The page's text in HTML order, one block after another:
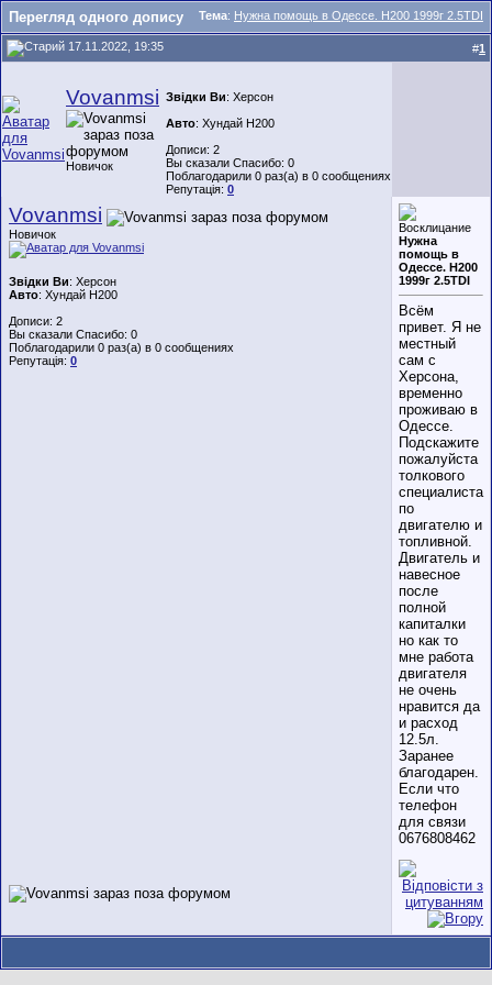
Тема: Нужна помощь в Одессе. Н200 1999г 2.5TDI
Перегляд одного допису
17.11.2022, 19:35 #1
Vovanmsi
Новичок
Звідки Ви: Херсон
Авто: Хундай Н200
Дописи: 2
Вы сказали Спасибо: 0
Поблагодарили 0 раз(а) в 0 сообщениях
Репутація: 0
Vovanmsi
Новичок
Звідки Ви: Херсон
Авто: Хундай Н200
Дописи: 2
Вы сказали Спасибо: 0
Поблагодарили 0 раз(а) в 0 сообщениях
Репутація: 0
Нужна
помощь в
Одессе. Н200
1999г 2.5TDI
Всём
привет. Я не
местный
сам с
Херсона,
временно
проживаю в
Одессе.
Подскажите
пожалуйста
толкового
специалиста
по
двигателю и
топливной.
Двигатель и
навесное
после
полной
капиталки
но как то
мне работа
двигателя
не очень
нравится да
и расход
12.5л.
Заранее
благодарен.
Если что
телефон
для связи
0676808462